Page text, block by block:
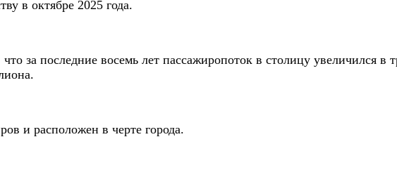
в октябре 2025 года.
за последние восемь лет пассажиропоток в столицу увеличился в
и расположен в черте города.